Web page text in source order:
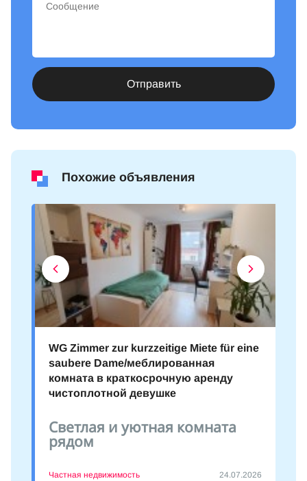
Отправить
Похожие объявления
WG Zimmer zur kurzzeitige Miete für eine
saubere Dame/меблированная
комната в краткосрочную аренду
чистоплотной девушке
Светлая и уютная комната
рядом
Частная недвижимость 24.07.2026